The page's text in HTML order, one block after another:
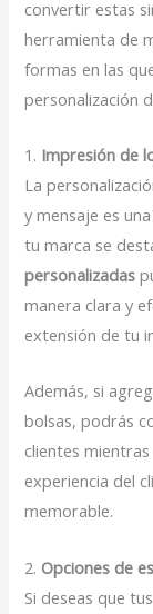
convertir estas
herramienta de
formas en las
personalización
1. Impresión de
La
y mensaje es
tu marca se
personalizadas
manera clara y
extensión de tu
Además, si
bolsas, podrás
clientes
experiencia del
memorable.
2. Opciones de
Si deseas que